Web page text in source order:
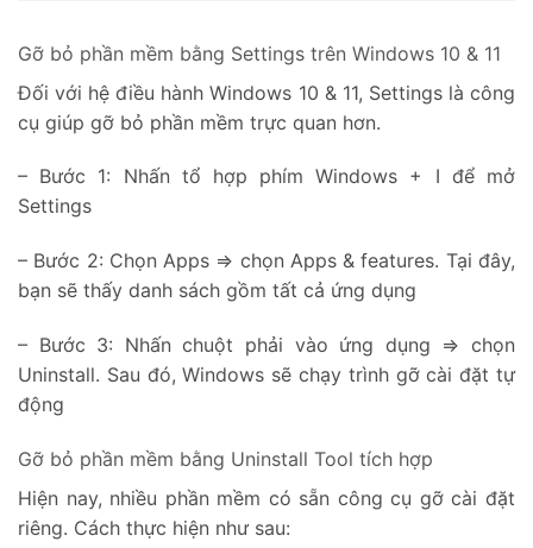
Gỡ bỏ phần mềm bằng Settings trên Windows 10 & 11
Đối với hệ điều hành Windows 10 & 11, Settings là công
cụ giúp gỡ bỏ phần mềm trực quan hơn.
– Bước 1: Nhấn tổ hợp phím Windows + I để mở
Settings
– Bước 2: Chọn Apps => chọn Apps & features. Tại đây,
bạn sẽ thấy danh sách gồm tất cả ứng dụng
– Bước 3: Nhấn chuột phải vào ứng dụng => chọn
Uninstall. Sau đó, Windows sẽ chạy trình gỡ cài đặt tự
động
Gỡ bỏ phần mềm bằng Uninstall Tool tích hợp
Hiện nay, nhiều phần mềm có sẵn công cụ gỡ cài đặt
riêng. Cách thực hiện như sau: